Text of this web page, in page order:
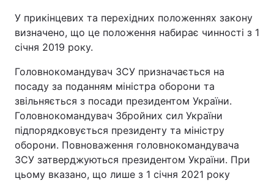
У прикінцевих та перехідних положеннях закону
визначено, що це положення набирає чинності з 1
січня 2019 року.
Головнокомандувач ЗCУ призначається на
посаду за поданням міністра оборони та
звільняється з посади президентом України.
Головнокомандувач Збройних сил України
підпорядковується президенту та міністру
оборони. Повноваження головнокомандувача
ЗСУ затверджуються президентом України. При
цьому вказано, що лише з 1 січня 2021 року